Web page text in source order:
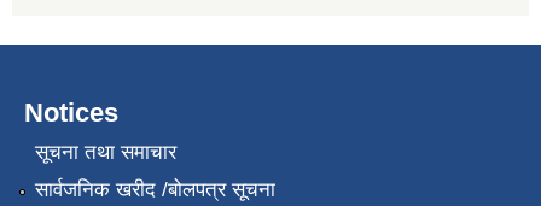
Notices
सूचना तथा समाचार
सार्वजनिक खरीद /बोलपत्र सूचना